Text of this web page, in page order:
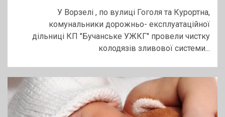
У Ворзелі , по вулиці Гоголя та Курортна,
комунальники дорожньо- експлуатаційної
дільниці КП "Бучанське УЖКГ" провели чистку
колодязів зливової системи...